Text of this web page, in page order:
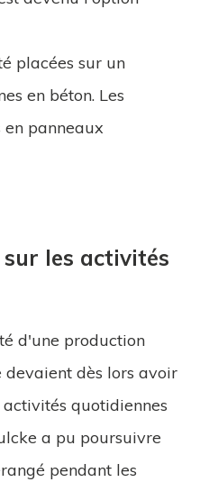
placées sur un
en béton. Les
panneaux
les activités
d'une production
devaient dès lors avoir
quotidiennes
a pu poursuivre
pendant les